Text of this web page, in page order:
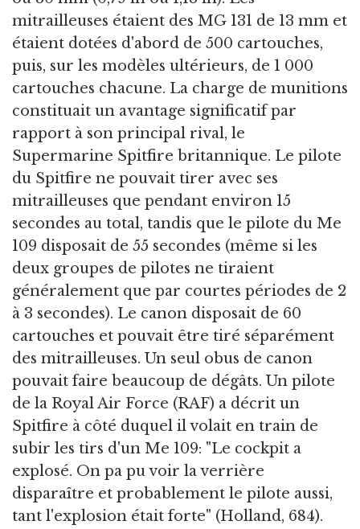
mitrailleuses étaient des MG 131 de 13 mm et
étaient dotées d'abord de 500 cartouches,
puis, sur les modèles ultérieurs, de 1 000
cartouches chacune. La charge de munitions
constituait un avantage significatif par
rapport à son principal rival, le
Supermarine Spitfire britannique. Le pilote
du Spitfire ne pouvait tirer avec ses
mitrailleuses que pendant environ 15
secondes au total, tandis que le pilote du Me
109 disposait de 55 secondes (même si les
deux groupes de pilotes ne tiraient
généralement que par courtes périodes de 2
à 3 secondes). Le canon disposait de 60
cartouches et pouvait être tiré séparément
des mitrailleuses. Un seul obus de canon
pouvait faire beaucoup de dégâts. Un pilote
de la Royal Air Force (RAF) a décrit un
Spitfire à côté duquel il volait en train de
subir les tirs d'un Me 109: "Le cockpit a
explosé. On pa pu voir la verrière
disparaître et probablement le pilote aussi,
tant l'explosion était forte" (Holland, 684).